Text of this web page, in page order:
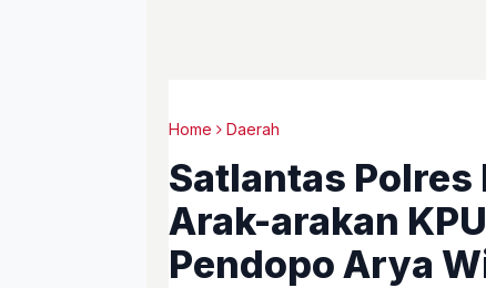
Home Daerah
Satlantas
Arak-arakan
Pendopo Arya